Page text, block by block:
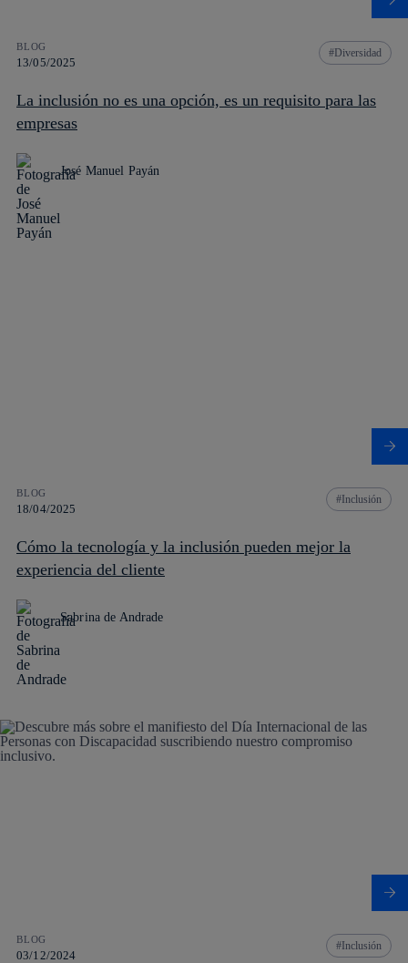
BLOG
13/05/2025
Diversidad
La inclusión no es una opción, es un requisito para las
empresas
José Manuel Payán
BLOG
18/04/2025
Inclusión
Cómo la tecnología y la inclusión pueden mejor la
experiencia del cliente
Sabrina de Andrade
BLOG
03/12/2024
Inclusión